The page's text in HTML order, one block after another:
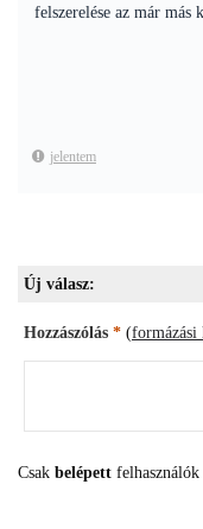
felszerelése az már más
jelentem
Új válasz:
Hozzászólás * (formázási
Csak belépett felhasználók